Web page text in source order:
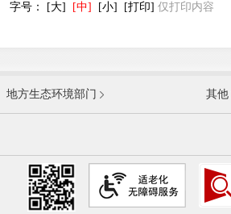
字号： [大] [中] [小] [打印] 仅打印内容
国家发展和改革委员会
人力资源和社会保障部
住房和城乡建设部
农业农村部
地方生态环境部门 其他